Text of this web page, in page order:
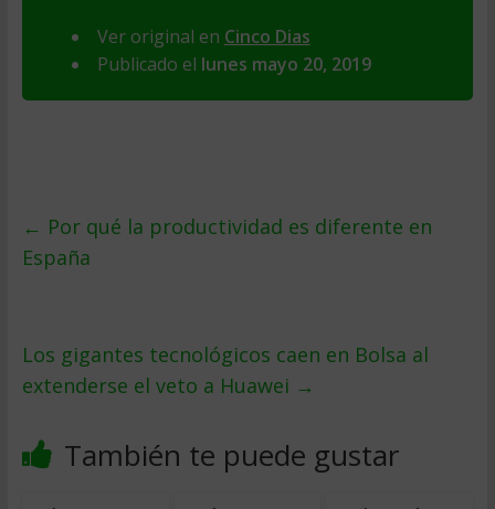
Ver original en Cinco Dias
Publicado el lunes mayo 20, 2019
← Por qué la productividad es diferente en
España
Los gigantes tecnológicos caen en Bolsa al
extenderse el veto a Huawei →
También te puede gustar